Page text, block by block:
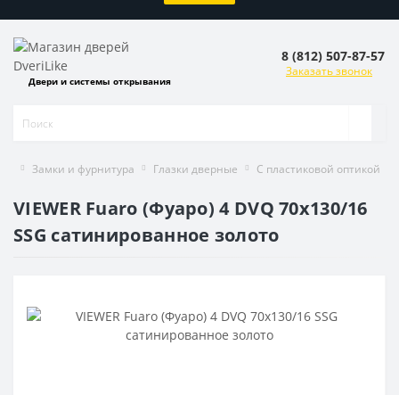
Двери и системы открывания
8 (812) 507-87-57
Заказать звонок
Замки и фурнитура Глазки дверные C пластиковой оптикой
VIEWER Fuaro (Фуаро) 4 DVQ 70х130/16
SSG сатинированное золото